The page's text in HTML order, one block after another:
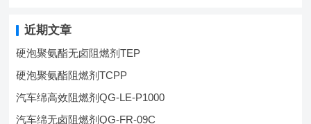
近期文章
硬泡聚氨酯无卤阻燃剂TEP
硬泡聚氨酯阻燃剂TCPP
汽车绵高效阻燃剂QG-LE-P1000
汽车绵无卤阻燃剂QG-FR-09C